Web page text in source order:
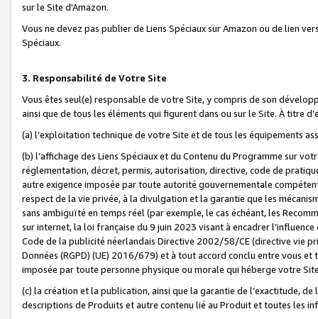
sur le Site d'Amazon.
Vous ne devez pas publier de Liens Spéciaux sur Amazon ou de lien
Spéciaux.
3. Responsabilité de Votre Site
Vous êtes seul(e) responsable de votre Site, y compris de son
ainsi que de tous les éléments qui figurent dans ou sur le Site. À titre
(a) l’exploitation technique de votre Site et de tous les équipements
(b) l’affichage des Liens Spéciaux et du Contenu du Programme sur
réglementation, décret, permis, autorisation, directive, code de
autre exigence imposée par toute autorité gouvernementale
respect de la vie privée, à la divulgation et la garantie que les
sans ambiguïté en temps réel (par exemple, le cas échéant, les
sur internet, la loi française du 9 juin 2023 visant à encadrer
Code de la publicité néerlandais Directive 2002/58/CE (directive vie
Données (RGPD) (UE) 2016/679) et à tout accord conclu entre vous
imposée par toute personne physique ou morale qui héberge votre
(c) la création et la publication, ainsi que la garantie de l’exactitude,
descriptions de Produits et autre contenu lié au Produit et toutes les